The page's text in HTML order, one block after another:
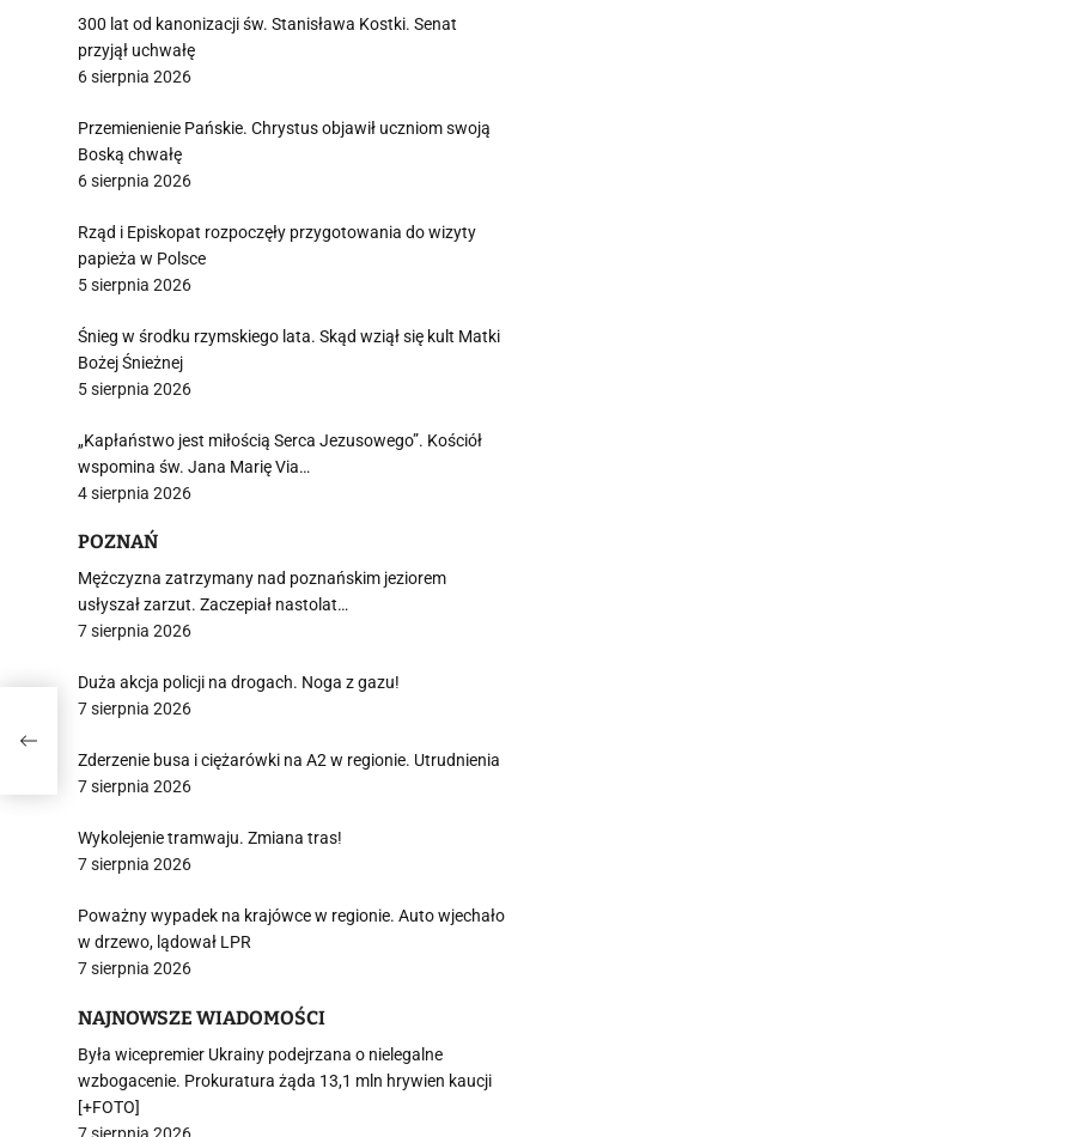
300 lat od kanonizacji św. Stanisława Kostki. Senat
przyjął uchwałę
6 sierpnia 2026
Przemienienie Pańskie. Chrystus objawił uczniom swoją
Boską chwałę
6 sierpnia 2026
Rząd i Episkopat rozpoczęły przygotowania do wizyty
papieża w Polsce
5 sierpnia 2026
Śnieg w środku rzymskiego lata. Skąd wziął się kult Matki
Bożej Śnieżnej
5 sierpnia 2026
„Kapłaństwo jest miłością Serca Jezusowego”. Kościół
wspomina św. Jana Marię Via…
4 sierpnia 2026
POZNAŃ
Mężczyzna zatrzymany nad poznańskim jeziorem
usłyszał zarzut. Zaczepiał nastolat…
7 sierpnia 2026
Duża akcja policji na drogach. Noga z gazu!
7 sierpnia 2026
Zderzenie busa i ciężarówki na A2 w regionie. Utrudnienia
7 sierpnia 2026
Wykolejenie tramwaju. Zmiana tras!
7 sierpnia 2026
Poważny wypadek na krajówce w regionie. Auto wjechało
w drzewo, lądował LPR
7 sierpnia 2026
NAJNOWSZE WIADOMOŚCI
Była wicepremier Ukrainy podejrzana o nielegalne
wzbogacenie. Prokuratura żąda 13,1 mln hrywien kaucji
[+FOTO]